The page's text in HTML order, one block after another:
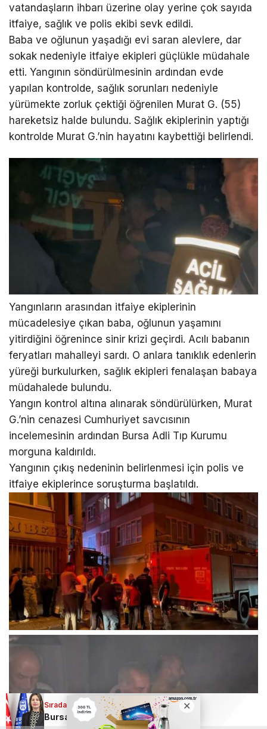
vatandaşların ihbarı üzerine olay yerine çok sayıda
itfaiye, sağlık ve polis ekibi sevk edildi.
Baba ve oğlunun yaşadığı evi saran alevlere, dar
sokak nedeniyle itfaiye ekipleri güçlükle müdahale
etti. Yangının söndürülmesinin ardından evde
yapılan kontrolde, sağlık sorunları nedeniyle
yürümekte zorluk çektiği öğrenilen Murat G. (55)
hareketsiz halde bulundu. Sağlık ekiplerinin yaptığı
kontrolde Murat G.’nin hayatını kaybettiği belirlendi.
Yangınların arasından itfaiye ekiplerinin
mücadelesiye çıkan baba, oğlunun yaşamını
yitirdiğini öğrenince sinir krizi geçirdi. Acılı babanın
feryatları mahalleyi sardı. O anlara tanıklık edenlerin
yüreği burkulurken, sağlık ekipleri fenalaşan babaya
müdahalede bulundu.
Yangın kontrol altına alınarak söndürülürken, Murat
G.’nin cenazesi Cumhuriyet savcısının
incelemesinin ardından Bursa Adli Tıp Kurumu
morguna kaldırıldı.
Yangının çıkış nedeninin belirlenmesi için polis ve
itfaiye ekiplerince soruşturma başlatıldı.
Sıradaki Haber